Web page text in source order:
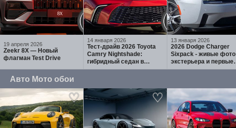
19 апреля 2026
Zeekr 8X — Новый
флагман Test Drive
14 января 2026
Тест-драйв 2026 Toyota
Camry Nightshade:
гибридный седан в
темном стиле и
13 января 2026
2026 Dodge Charger
Sixpack - живые фото
экстерьера и первые
впечатления:
3.0 Twin-Turbo
Авто Мото обои